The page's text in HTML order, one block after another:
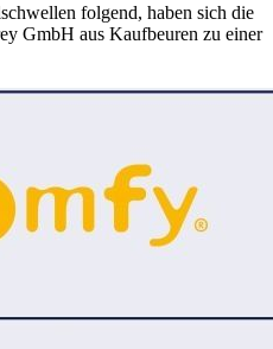
folgend, haben sich die
GmbH aus Kaufbeuren zu einer